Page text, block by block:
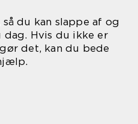
du kan slappe af og
dag. Hvis du ikke er
det, kan du bede